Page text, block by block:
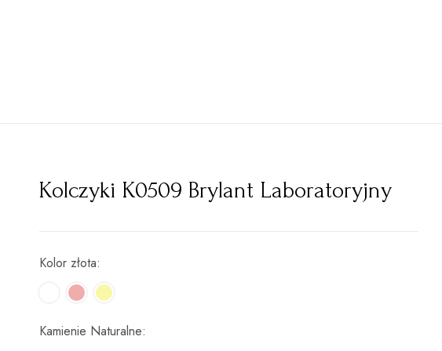
Kolczyki K0509 Brylant Laboratoryjny
Kolor złota
Kamienie Naturalne